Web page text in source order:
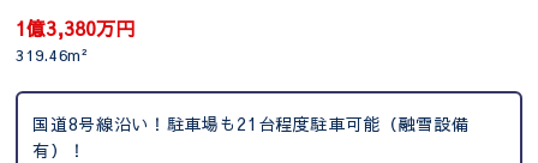
1億3,380万円
319.46m²
国道8号線沿い！駐車場も21台程度駐車可能（融雪設備
有）！